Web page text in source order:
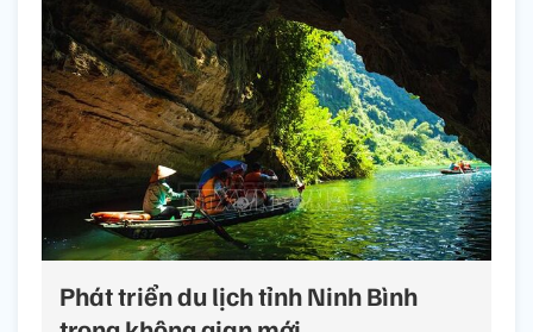
Phát triển du lịch tỉnh Ninh Bình